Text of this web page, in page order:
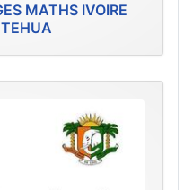
MATHS IVOIRE